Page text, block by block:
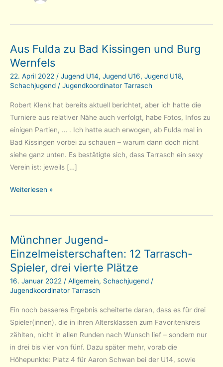
Aus Fulda zu Bad Kissingen und Burg
Wernfels
22. April 2022 / Jugend U14, Jugend U16, Jugend U18,
Schachjugend / Jugendkoordinator Tarrasch
Robert Klenk hat bereits aktuell berichtet, aber ich hatte die
Turniere aus relativer Nähe auch verfolgt, habe Fotos, Infos zu
einigen Partien, … . Ich hatte auch erwogen, ab Fulda mal in
Bad Kissingen vorbei zu schauen – warum dann doch nicht
siehe ganz unten. Es bestätigte sich, dass Tarrasch ein sexy
Verein ist: jeweils […]
Aus
zu
Kissingen
und
Burg
Wernfels
Weiterlesen »
Münchner Jugend-
Einzelmeisterschaften: 12 Tarrasch-
Spieler, drei vierte Plätze
16. Januar 2022 / Allgemein, Schachjugend /
Jugendkoordinator Tarrasch
Ein noch besseres Ergebnis scheiterte daran, dass es für drei
Spieler(innen), die in ihren Altersklassen zum Favoritenkreis
zählten, nicht in allen Runden nach Wunsch lief – sondern nur
in drei bis vier von fünf. Dazu später mehr, vorab die
Höhepunkte: Platz 4 für Aaron Schwan bei der U14, sowie